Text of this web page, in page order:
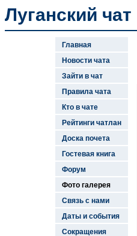
Луганский чат
Главная
Новости чата
Зайти в чат
Правила чата
Кто в чате
Рейтинги чатлан
Доска почета
Гостевая книга
Форум
Фото галерея
Связь с нами
Даты и события
Сокращения